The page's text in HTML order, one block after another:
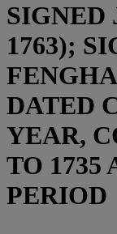
SIGNED
1763);
DATED
YEAR,
TO 1735
PERIOD